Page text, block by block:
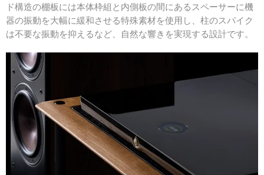
ド構造の棚板には本体枠組と内側板の間にあるスペーサーに機
器の振動を大幅に緩和させる特殊素材を使用し、柱のスパイク
は不要な振動を抑えるなど、自然な響きを実現する設計です。